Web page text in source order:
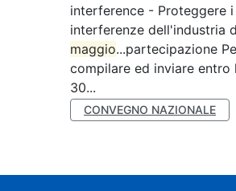
interference - Proteggere
interferenze dell'industria
maggio...partecipazione
compilare ed inviare entro
30...
CONVEGNO NAZIONALE